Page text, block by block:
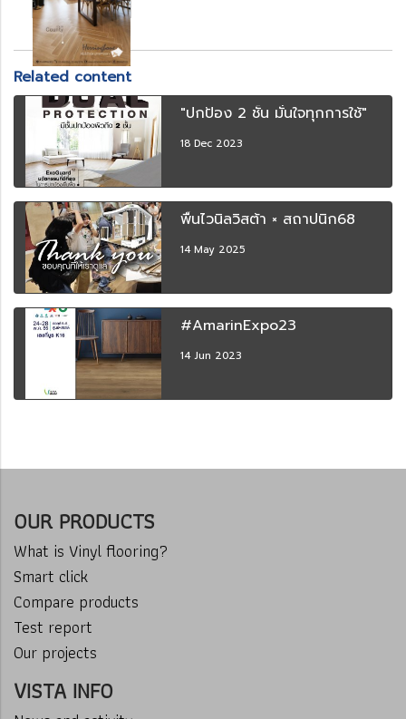
Related content
"ปกป้อง 2 ชั้น มั่นใจทุกการใช้"
18 Dec 2023
พื้นไวนิลวิสต้า × สถาปนิก68
14 May 2025
#AmarinExpo23
14 Jun 2023
OUR PRODUCTS
What is Vinyl flooring?
Smart click
Compare products
Test report
Our projects
VISTA INFO